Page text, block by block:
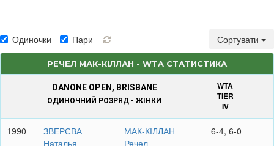
Одиночки Пари Сортувати
РЕЧЕЛ МАК-КІЛЛАН - WTA СТАТИСТИКА
DANONE OPEN, BRISBANE
ОДИНОЧНИЙ РОЗРЯД - ЖІНКИ
WTA
TIER
IV
1990
ЗВЕРЄВА
Наталья
МАК-КІЛЛАН
Речел
6-4, 6-0